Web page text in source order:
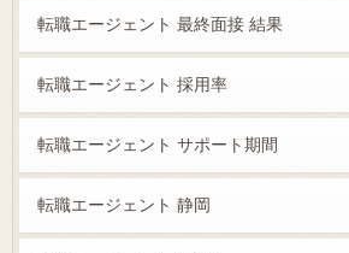
転職エージェント 最終面接 結果
転職エージェント 採用率
転職エージェント サポート期間
転職エージェント 静岡